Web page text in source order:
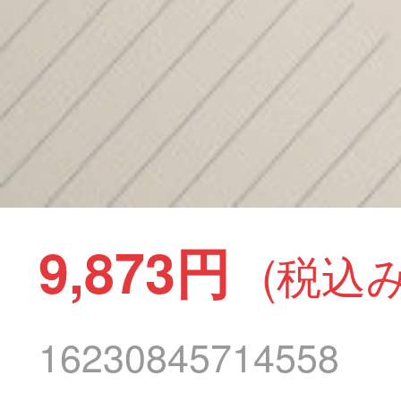
9,873円 (税込
16230845714558